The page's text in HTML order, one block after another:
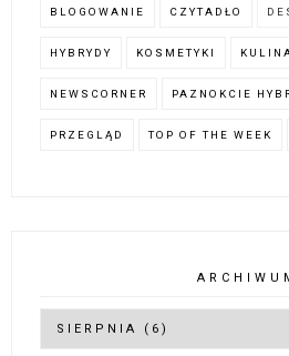
BLOGOWANIE CZYTADŁO
HYBRYDY KOSMETYKI
NEWSCORNER PAZNOKCIE
PRZEGLĄD TOP OF THE WEEK